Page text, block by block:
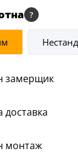
Молдинг
т/
эмаль
т/
эмаль
замерщик
доставка
монтаж